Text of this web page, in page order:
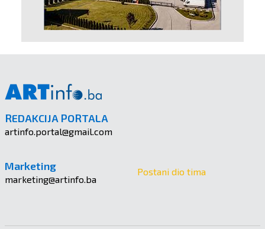
REDAKCIJA PORTALA
artinfo.portal@gmail.com
Marketing
marketing@artinfo.ba
Postani dio tima